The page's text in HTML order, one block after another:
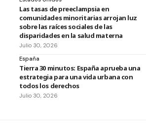
Las tasas de preeclampsia en
comunidades minoritarias arrojan luz
sobre las raíces sociales de las
disparidades en la salud materna
Julio 30, 2026
España
Tierra 30 minutos: España aprueba una
estrategia para una vida urbana con
todos los derechos
Julio 30, 2026